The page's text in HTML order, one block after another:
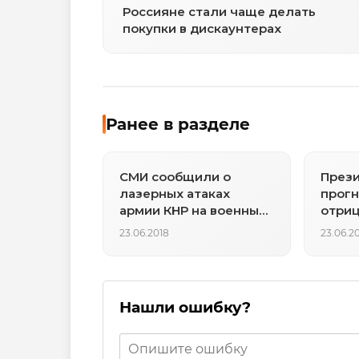
Россияне стали чаще делать
покупки в дискаунтерах
Ранее в разделе
СМИ сообщили о
лазерных атаках
армии КНР на военных
США
23.06.2018
Нашли ошибку?